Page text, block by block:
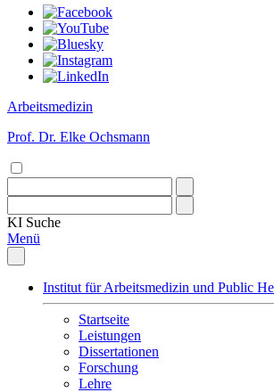
Arbeitsmedizin
Prof. Dr. Elke Ochsmann
KI Suche
Menü
Institut für Arbeitsmedizin und Public
Startseite
Leistungen
Dissertationen
Forschung
Lehre